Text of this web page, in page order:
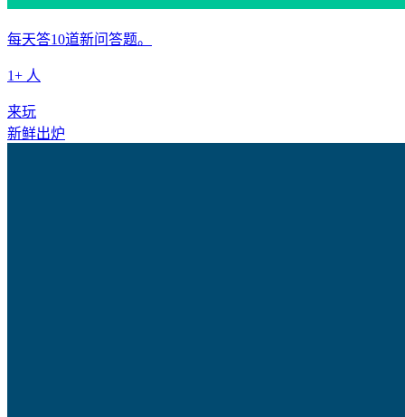
每天答10道新问答题。
1+ 人
来玩
新鲜出炉